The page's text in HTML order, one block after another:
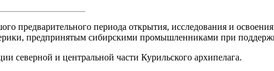
предварительного периода открытия, исследования и
предпринятым сибирскими промышленниками при
северной и центральной части Курильского архипелага.